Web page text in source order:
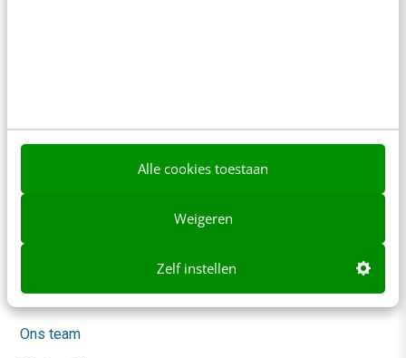
Alle cookies toestaan
Weigeren
Zelf instellen
Adverteren
Over ons
Ons team